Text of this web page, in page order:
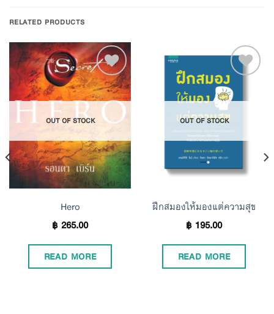
RELATED PRODUCTS
Wishlist
OUT OF STOCK
Hero
฿265.00
READ MORE
OUT OF STOCK
ฝึกสมองให้มองแต่ความสุข
฿195.00
READ MORE